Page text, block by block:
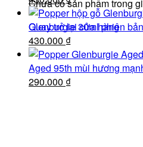
Chưa có sản phẩm trong
Quay trở lại cửa hàng
gốc
là:
490.000 ₫.
hiện
tại
là:
430.000 ₫.
Glenburgie 30ml phiên
Giá
gốc
là:
490.000 ₫.
430.000 ₫Giá
hiện
tại
là:
Aged 95th mùi hương
Giá
290.000 ₫Giá